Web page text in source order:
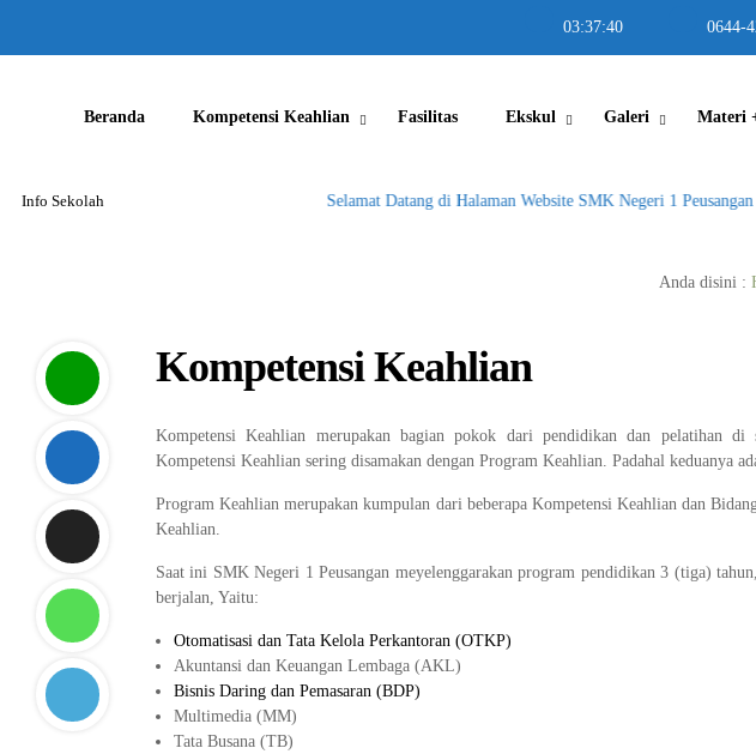
03:37:40 0644-
Beranda Kompetensi Keahlian Fasilitas Ekskul Galeri Materi
Info Sekolah Selamat Datang di Halaman Website SMK Negeri 1 Peusangan
Anda disini :
Kompetensi Keahlian
Kompetensi Keahlian merupakan bagian pokok dari pendidikan dan pelatihan
Kompetensi Keahlian sering disamakan dengan Program Keahlian. Padahal keduanya
Program Keahlian merupakan kumpulan dari beberapa Kompetensi Keahlian dan
Keahlian.
Saat ini SMK Negeri 1 Peusangan meyelenggarakan program pendidikan 3 (tiga)
berjalan, Yaitu:
Otomatisasi dan Tata Kelola Perkantoran (OTKP)
Akuntansi dan Keuangan Lembaga (AKL)
Bisnis Daring dan Pemasaran (BDP)
Multimedia (MM)
Tata Busana (TB)